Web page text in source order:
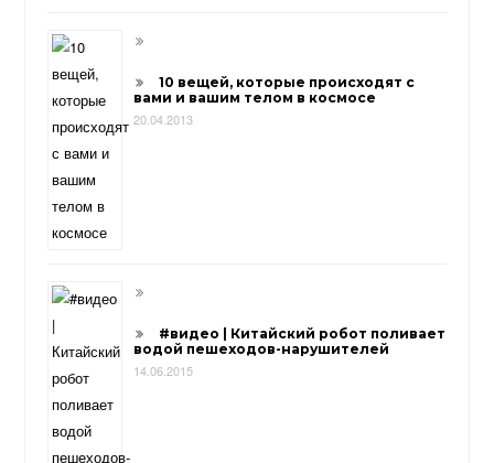
10 вещей, которые происходят с
вами и вашим телом в космосе
20.04.2013
#видео | Китайский робот поливает
водой пешеходов-нарушителей
14.06.2015